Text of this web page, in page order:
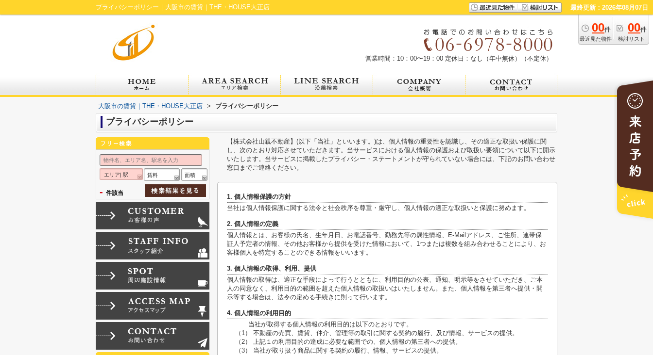
プライバシーポリシー｜大阪市の賃貸｜THE・HOUSE大正店 最終更新：2026年08月07日
00件
最近見た物件
00件
検討リスト
営業時間：10：00〜19：00 定休日：なし（年中無休）（不定休）
大阪市の賃貸｜THE・HOUSE大正店 > プライバシーポリシー
プライバシーポリシー
【株式会社山親不動産】(以下「当社」といいます。)は、個人情報の重要性を認識し、その適正な取扱い保護に関
し、次のとおり対応させていただきます。当サービスにおける個人情報の保護および取扱い要領について以下に開示
いたします。当サービスに掲載したプライバシー・ステートメントが守られていない場合には、下記のお問い合わせ
窓口までご連絡ください。
1. 個人情報保護の方針
当社は個人情報保護に関する法令と社会秩序を尊重・厳守し、個人情報の適正な取扱いと保護に努めます。
2. 個人情報の定義
個人情報とは、お客様の氏名、生年月日、お電話番号、勤務先等の属性情報、E-Mailアドレス、ご住所、連帯保
証人予定者の情報、その他お客様から提供を受けた情報において、1つまたは複数を組み合わせることにより、お
客様個人を特定することのできる情報をいいます。
3. 個人情報の取得、利用、提供
個人情報の取得は、適正な手段によって行うとともに、利用目的の公表、通知、明示等をさせていただき、ご本
人の同意なく、利用目的の範囲を超えた個人情報の取扱いはいたしません。また、個人情報を第三者へ提供・開
示等する場合は、法令の定める手続きに則って行います。
4. 個人情報の利用目的
当社が取得する個人情報の利用目的は以下のとおりです。
（1） 不動産の売買、賃貸、仲介、管理等の取引に関する契約の履行、及び情報、サービスの提供。
（2） 上記１の利用目的の達成に必要な範囲での、個人情報の第三者への提供。
（3） 当社が取り扱う商品に関する契約の履行、情報、サービスの提供。
エリア| 駅 賃料 面積
- 件該当